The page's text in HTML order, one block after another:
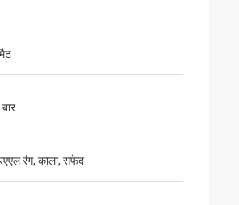
अविश्वसनीय रूप से विश्वसनीय और लागत प्रभावी साबित
रंग, काला, सफेद